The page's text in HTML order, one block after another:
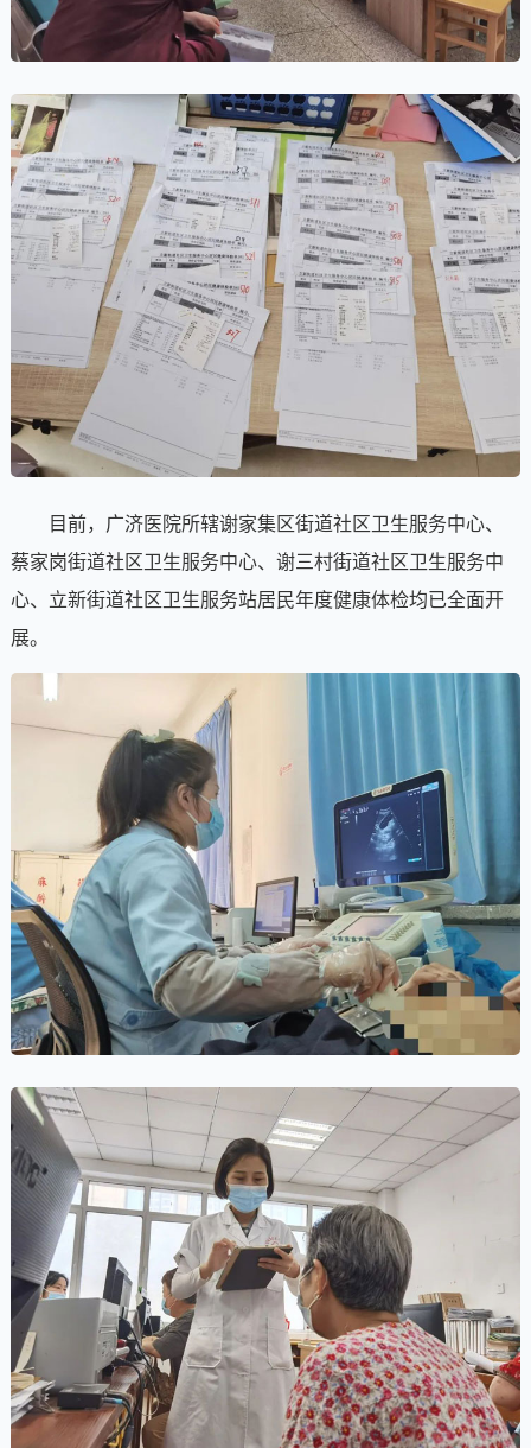
目前，广济医院所辖谢家集区街道社区卫生服务中心、
蔡家岗街道社区卫生服务中心、谢三村街道社区卫生服务中
心、立新街道社区卫生服务站居民年度健康体检均已全面开
展。